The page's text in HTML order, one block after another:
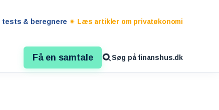
tests & beregnere Læs artikler om privatøkonomi
Få en samtale Søg på finanshus.dk